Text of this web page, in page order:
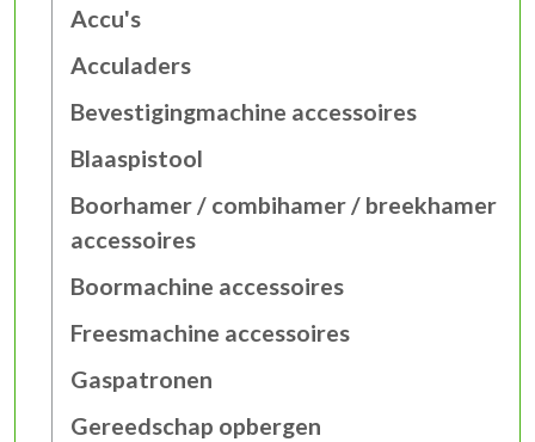
Accu's
Acculaders
Bevestigingmachine accessoires
Blaaspistool
Boorhamer / combihamer / breekhamer
accessoires
Boormachine accessoires
Freesmachine accessoires
Gaspatronen
Gereedschap opbergen